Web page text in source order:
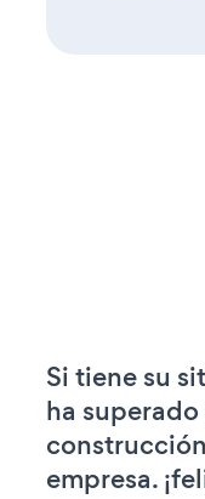
Si tiene su
ha
empresa.